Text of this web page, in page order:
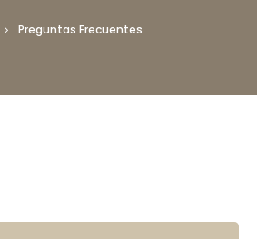
Preguntas Frecuentes